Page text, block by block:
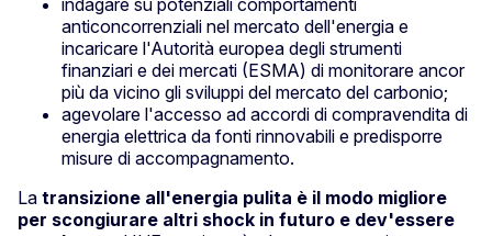
anticoncorrenziali nel mercato dell'energia e
incaricare l'Autorità europea degli strumenti
finanziari e dei mercati (ESMA) di monitorare ancor
più da vicino gli sviluppi del mercato del carbonio;
agevolare l'accesso ad accordi di compravendita di
energia elettrica da fonti rinnovabili e predisporre
misure di accompagnamento.
La transizione all'energia pulita è il modo migliore
per scongiurare altri shock in futuro e dev'essere